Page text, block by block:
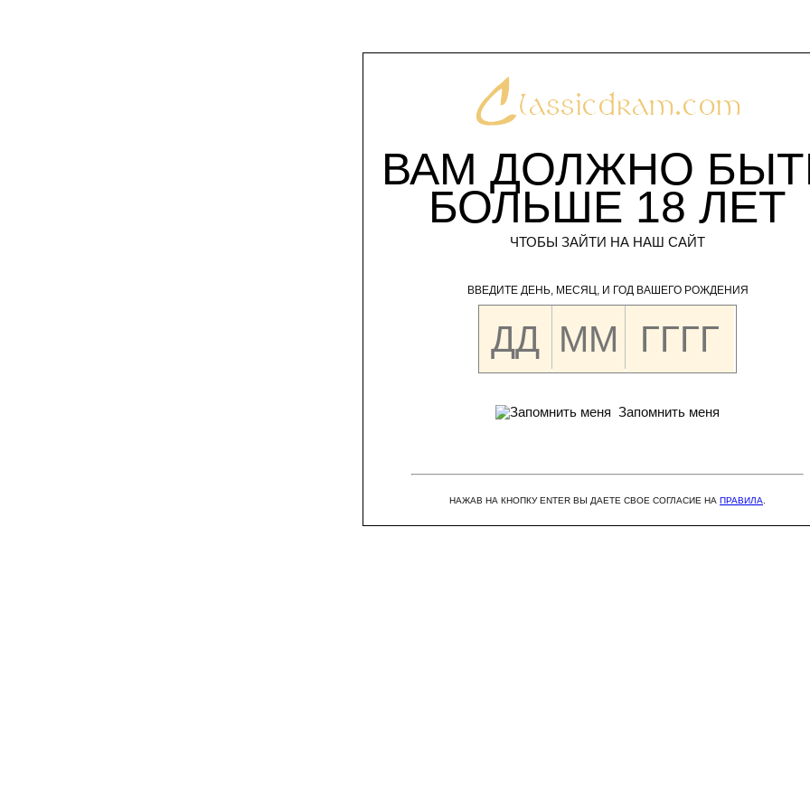
ВАМ ДОЛЖНО
БОЛЬШЕ 18 ЛЕТ
ЧТОБЫ ЗАЙТИ НА НАШ САЙТ
ВВЕДИТЕ ДЕНЬ, МЕСЯЦ, И ГОД ВАШЕГО РОЖДЕНИЯ
Запомнить меня
НАЖАВ НА КНОПКУ ENTER ВЫ ДАЕТЕ СВОЕ СОГЛАСИЕ НА ПРАВИЛА